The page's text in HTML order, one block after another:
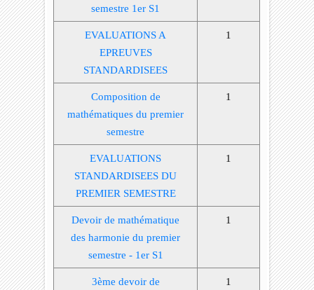
semestre 1er S1
EVALUATIONS A
EPREUVES
STANDARDISEES
1
Composition de
mathématiques du premier
semestre
1
EVALUATIONS
STANDARDISEES DU
PREMIER SEMESTRE
1
Devoir de mathématique
des harmonie du premier
semestre - 1er S1
1
3ème devoir de
1